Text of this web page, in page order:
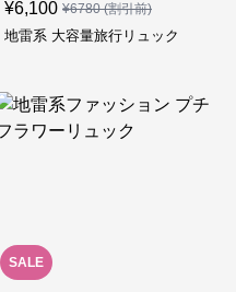
¥6,100 ¥6780(割引前)
地雷系 大容量旅行リュック
SALE